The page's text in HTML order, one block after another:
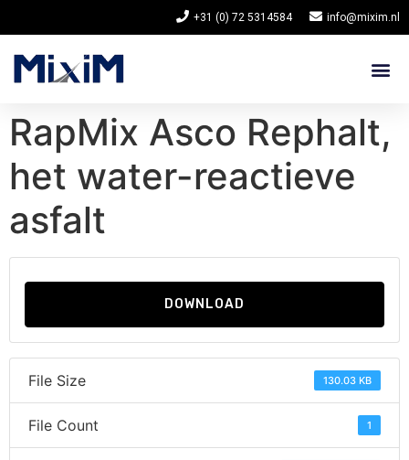
+31 (0) 72 5314584 info@mixim.nl
RapMix Asco Rephalt,
het water-reactieve
asfalt
DOWNLOAD
File Size 130.03 KB
File Count 1